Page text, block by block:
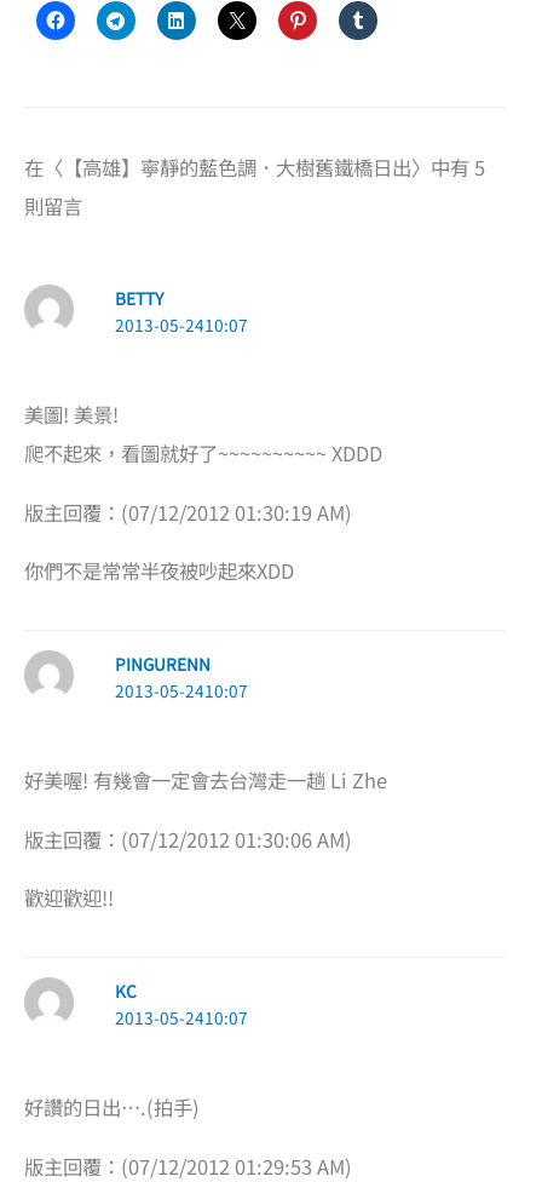
在〈【高雄】寧靜的藍色調．大樹舊鐵橋日出〉中有 5
則留言
BETTY
2013-05-2410:07
美圖! 美景!
爬不起來，看圖就好了~~~~~~~~~~ XDDD
版主回覆：(07/12/2012 01:30:19 AM)
你們不是常常半夜被吵起來XDD
PINGURENN
2013-05-2410:07
好美喔! 有幾會一定會去台灣走一趟 Li Zhe
版主回覆：(07/12/2012 01:30:06 AM)
歡迎歡迎!!
KC
2013-05-2410:07
好讚的日出….(拍手)
版主回覆：(07/12/2012 01:29:53 AM)